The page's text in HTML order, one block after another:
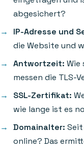
abgesichert?
IP-Adresse und
die Website und
Antwortzeit: Wie
messen die TLS-
SSL-Zertifikat:
wie lange ist es
Domainalter:
online? Das